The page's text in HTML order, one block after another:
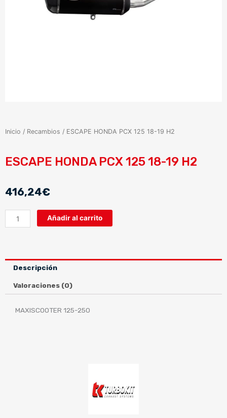
Inicio / Recambios / ESCAPE HONDA PCX 125 18-19 H2
ESCAPE HONDA PCX 125 18-19 H2
416,24€
ESCAPE
HONDA
18-
H2
cantidad
Añadir al carrito
Descripción
Valoraciones (0)
MAXISCOOTER 125-250